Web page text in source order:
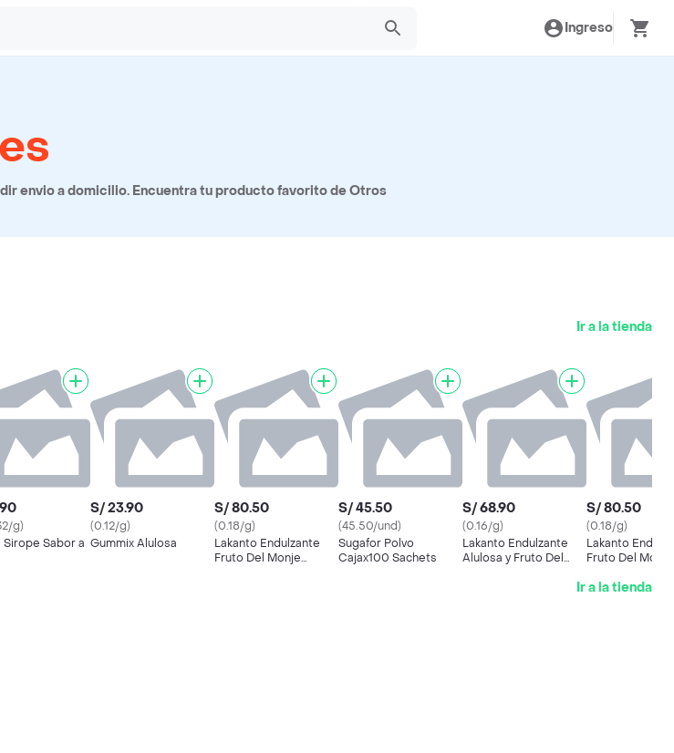
Ingreso
envio a domicilio. Encuentra tu producto favorito de Otros
Ir a la tienda
g)
Sirope Sabor a
S/ 23.90
(0.12/g)
Gummix Alulosa
S/ 80.50
(0.18/g)
Lakanto Endulzante
Fruto Del Monje
S/ 45.50
(45.50/und)
Sugafor Polvo
Cajax100 Sachets
S/ 68.90
(0.16/g)
Lakanto Endulzante
Alulosa y Fruto Del
S/ 80.50
(0.18/g)
Lakanto
Fruto Del Monje
Ir a la tienda